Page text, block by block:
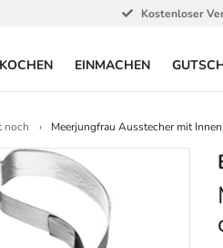
Kostenloser
KOCHEN EINMACHEN
noch Meerjungfrau Ausstecher mit